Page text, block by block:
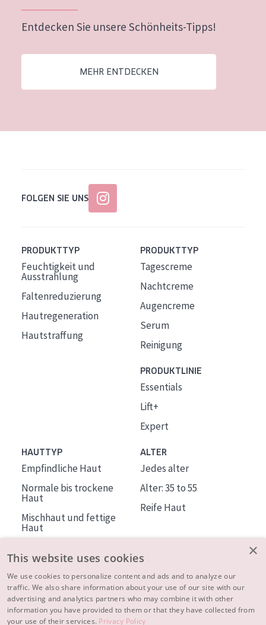
Reife Haut
Der Sonne ausgesetzte Haut
Jedes alter
Reife Haut
Entdecken Sie unsere Schönheits-Tipps!
MEHR ENTDECKEN
FOLGEN SIE UNS
PRODUKTTYP
Feuchtigkeit und
Ausstrahlung
Faltenreduzierung
Hautregeneration
Hautstraffung
PRODUKTTYP
Tagescreme
Nachtcreme
Augencreme
Serum
Reinigung
PRODUKTLINIE
Essentials
Lift+
Expert
HAUTTYP
Empfindliche Haut
Normale bis trockene
Haut
Mischhaut und fettige
Haut
Haut
ALTER
Jedes alter
Alter: 35 to 55
Reife Haut
ÜBER DIADERMINE
Mehr über uns
×
This website uses cookies
We use cookies to personalize content and ads and to analyze our
traffic. We also share information about your use of our site with our
advertising and analytics partners who may combine it with other
information you have provided to them or that they have collected from
your use of their services. Privacy Policy